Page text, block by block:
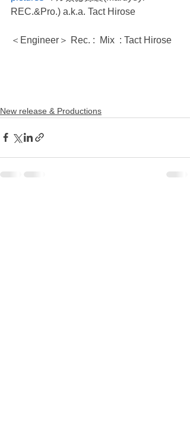
REC.&Pro.) a.k.a. Tact Hirose
＜Engineer＞ Rec. :  Mix  : Tact Hirose
New release & Productions